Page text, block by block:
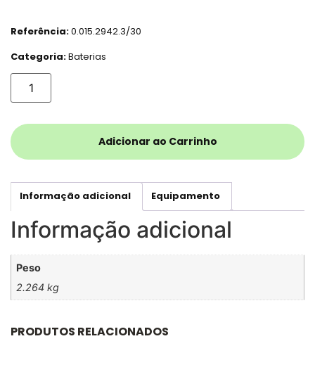
Referência:0.015.2942.3/30
Categoria:Baterias
Adicionar ao Carrinho
Informação adicional Equipamento
Informação adicional
Peso
2.264 kg
PRODUTOS RELACIONADOS